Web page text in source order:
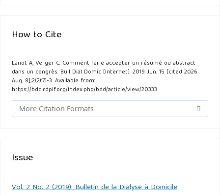
How to Cite
Lanot A, Verger C. Comment faire accepter un résumé ou abstract
dans un congrès. Bull Dial Domic [Internet]. 2019 Jun. 15 [cited 2026
Aug. 8];2(2):71-3. Available from:
https://bdd.rdplf.org/index.php/bdd/article/view/20333
More Citation Formats
Issue
Vol. 2 No. 2 (2019): Bulletin de la Dialyse à Domicile